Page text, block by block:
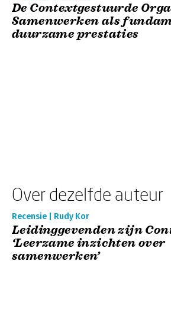
De Contextgestuurde
Samenwerken als
duurzame prestaties
Over dezelfde auteur
Recensie | Rudy Kor
Leidinggevenden zijn
‘Leerzame inzichten over
samenwerken’